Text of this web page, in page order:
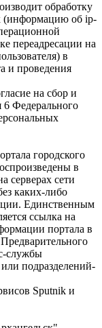
обработку
(информацию об ip-
переадресации на
в
и проведения
на сбор и
6 Федерального
городского
в
серверах сети
каких-либо
Единственным
ссылка на
портала в
службы
подразделений-
Sputnik и